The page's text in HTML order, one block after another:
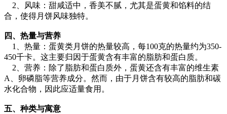
2、风味：甜咸适中，香美不腻，尤其是蛋黄和馅料的结
合，使得月饼风味独特。
四、热量与营养
1、热量：蛋黄类月饼的热量较高，每100克的热量约为350-
450千卡。这主要归因于蛋黄含有丰富的脂肪和蛋白质。
2、营养：除了脂肪和蛋白质外，蛋黄还含有丰富的维生素
A、卵磷脂等营养成分。然而，由于月饼含有较高的脂肪和碳
水化合物，因此应适量食用。
五、种类与寓意